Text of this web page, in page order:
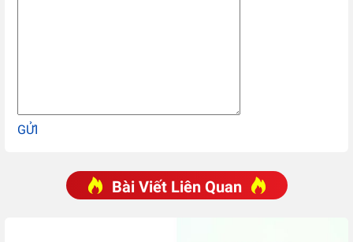
GỬI
Bài Viết Liên Quan